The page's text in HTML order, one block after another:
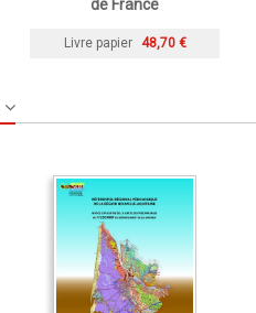
de France
Livre papier 48,70 €